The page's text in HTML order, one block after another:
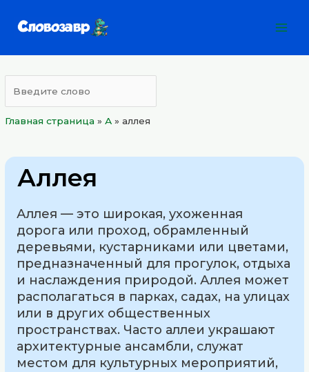
Главная страница »А »аллея
Аллея
Аллея — это широкая, ухоженная
дорога или проход, обрамленный
деревьями, кустарниками или цветами,
предназначенный для прогулок, отдыха
и наслаждения природой. Аллея может
располагаться в парках, садах, на улицах
или в других общественных
пространствах. Часто аллеи украшают
архитектурные ансамбли, служат
местом для культурных мероприятий,